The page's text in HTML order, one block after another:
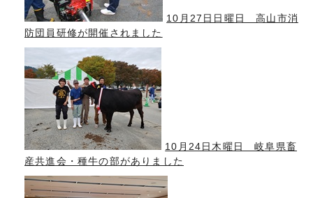
10月27日日曜日 高山市消
防団員研修が開催されました
10月24日木曜日 岐阜県畜
産共進会・種牛の部がありました